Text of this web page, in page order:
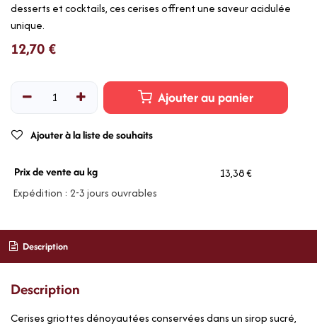
desserts et cocktails, ces cerises offrent une saveur acidulée
unique.
12,70 €
Ajouter au panier
Ajouter à la liste de souhaits
Prix de vente au kg
13,38 €
Expédition : 2-3 jours ouvrables
Description
Description
Cerises griottes dénoyautées conservées dans un sirop sucré,